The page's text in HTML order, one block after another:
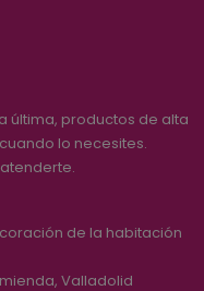
última, productos de alta
lo necesites.
de la habitación
Valladolid